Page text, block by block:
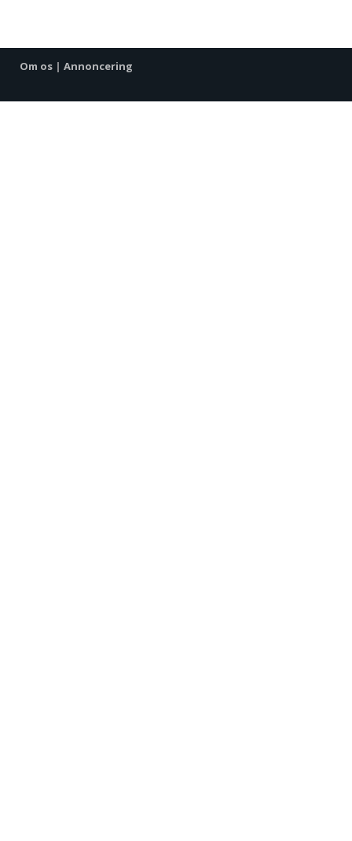
Om os | Annoncering